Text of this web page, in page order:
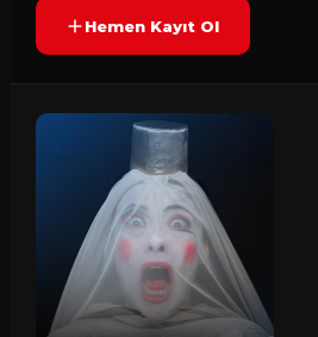
Hemen Kayıt Ol